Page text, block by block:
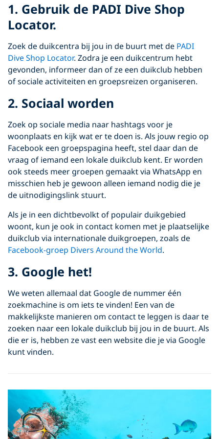
1. Gebruik de PADI Dive Shop
Locator.
Zoek de duikcentra bij jou in de buurt met de PADI
Dive Shop Locator. Zodra je een duikcentrum hebt
gevonden, informeer dan of ze een duikclub hebben
of sociale activiteiten en groepsreizen organiseren.
2. Sociaal worden
Zoek op sociale media naar hashtags voor je
woonplaats en kijk wat er te doen is. Als jouw regio op
Facebook een groepspagina heeft, stel daar dan de
vraag of iemand een lokale duikclub kent. Er worden
ook steeds meer groepen gemaakt via WhatsApp en
misschien heb je gewoon alleen iemand nodig die je
de uitnodigingslink stuurt.
Als je in een dichtbevolkt of populair duikgebied
woont, kun je ook in contact komen met je plaatselijke
duikclub via internationale duikgroepen, zoals de
Facebook-groep Divers Around the World.
3. Google het!
We weten allemaal dat Google de nummer één
zoekmachine is om iets te vinden! Een van de
makkelijkste manieren om contact te leggen is daar te
zoeken naar een lokale duikclub bij jou in de buurt. Als
die er is, hebben ze vast een website die je via Google
kunt vinden.